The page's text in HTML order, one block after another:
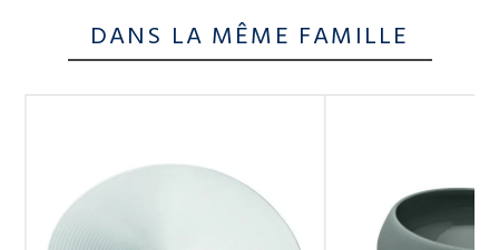
DANS LA MÊME FAMILLE